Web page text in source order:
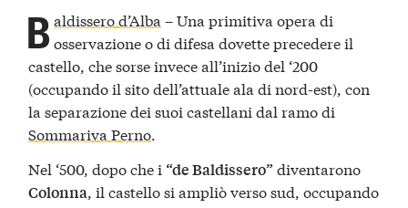
B aldissero d’Alba – Una primitiva opera di
osservazione o di difesa dovette precedere il
castello, che sorse invece all’inizio del ‘200
(occupando il sito dell’attuale ala di nord-est), con
la separazione dei suoi castellani dal ramo di
Sommariva Perno.
Nel ‘500, dopo che i “de Baldissero” diventarono
Colonna , il castello si ampliò verso sud, occupando